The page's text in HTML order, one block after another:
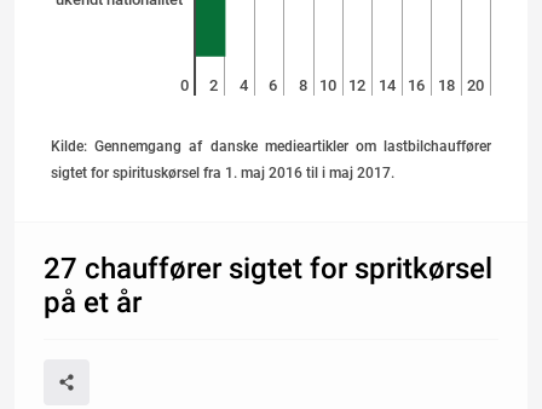
0 2 4 6 8 10 12 14 16 18 20
Kilde: Gennemgang af danske medieartikler om lastbilchauffører
sigtet for spirituskørsel fra 1. maj 2016 til i maj 2017.
27 chauffører sigtet for spritkørsel
på et år